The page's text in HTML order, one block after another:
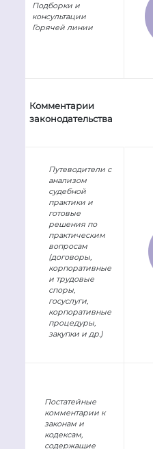
Подборки и
консультации
Горячей линии
Комментарии
законодательства
Путеводители с
анализом
судебной
практики и
готовые
решения по
практическим
вопросам
(договоры,
корпоративные
и трудовые
споры,
госуслуги,
корпоративные
процедуры,
закупки и др.)
Постатейные
комментарии к
законам и
кодексам,
содержащие